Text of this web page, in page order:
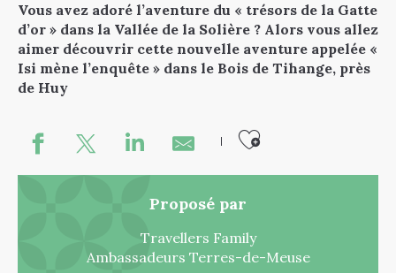
Vous avez adoré l’aventure du « trésors de la Gatte
d’or » dans la Vallée de la Solière ? Alors vous allez
aimer découvrir cette nouvelle aventure appelée «
Isi mène l’enquête » dans le Bois de Tihange, près
de Huy
Ajouter
Proposé par
Travellers Family
Ambassadeurs Terres-de-Meuse